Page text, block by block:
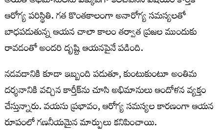
ఆరోగ్య పరిస్థితి. గత కొంతకాలంగా అనారోగ్య సమస్యలతో
బాధపడుతున్న ఆయన చాలా కాలం తర్వాత ప్రజల ముందుకు
రావడంతో అందరి దృష్టి ఆయనపైనే పడింది.
నడవడానికి కూడా ఇబ్బంది పడుతూ, కుంటుకుంటూ అంతిమ
దర్శనానికి వచ్చిన కార్తీక్‌ను చూసి అభిమానులు ఆందోళన వ్యక్తం
చేస్తున్నారు. వయసు ప్రభావం, ఆరోగ్య సమస్యల కారణంగా ఆయన
రూపంలో గణనీయమైన మార్పులు కనిపించాయి.